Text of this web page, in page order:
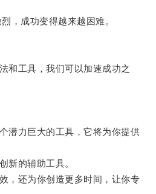
成功变得越来越困难。
工具，我们可以加速成功之
力巨大的工具，它将为你提供
的辅助工具。
还为你创造更多时间，让你专